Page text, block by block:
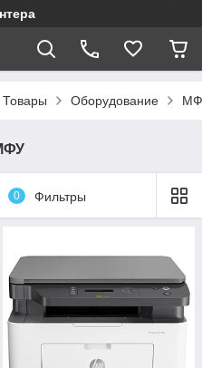
Товары Оборудование
0 Фильтры